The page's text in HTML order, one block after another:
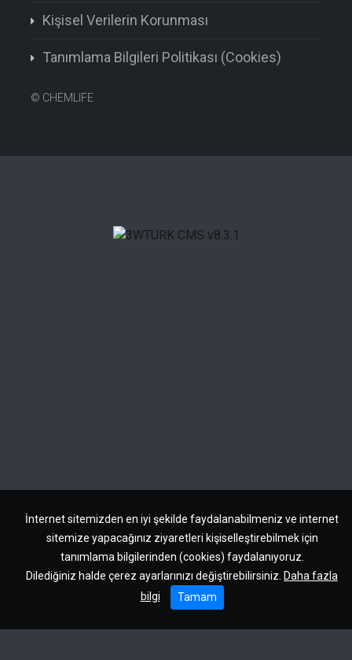
İnternet sitemizden en iyi şekilde faydalanabilmeniz ve internet
sitemize yapacağınız ziyaretleri kişiselleştirebilmek için
tanımlama bilgilerinden (cookies) faydalanıyoruz.
Dilediğiniz halde çerez ayarlarınızı değiştirebilirsiniz. Daha fazla
bilgi
Tamam
Kişisel Verilerin Korunması
Tanımlama Bilgileri Politikası (Cookies)
© CHEMLIFE